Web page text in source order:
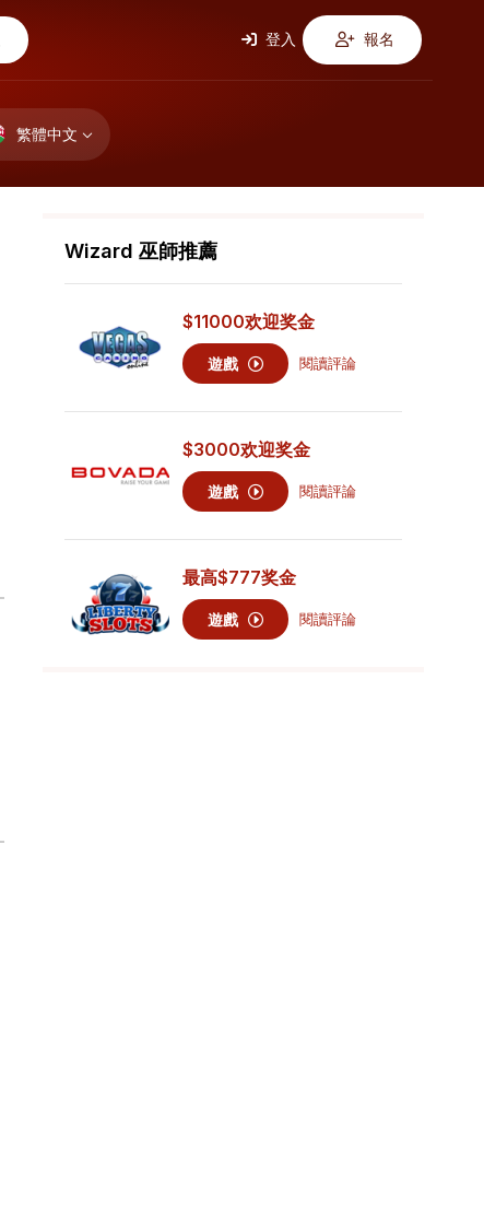
登入 報名
繁體中文
Wizard 巫師推薦
$11000欢迎奖金
遊戲 閱讀評論
$3000欢迎奖金
遊戲 閱讀評論
最高$777奖金
遊戲 閱讀評論